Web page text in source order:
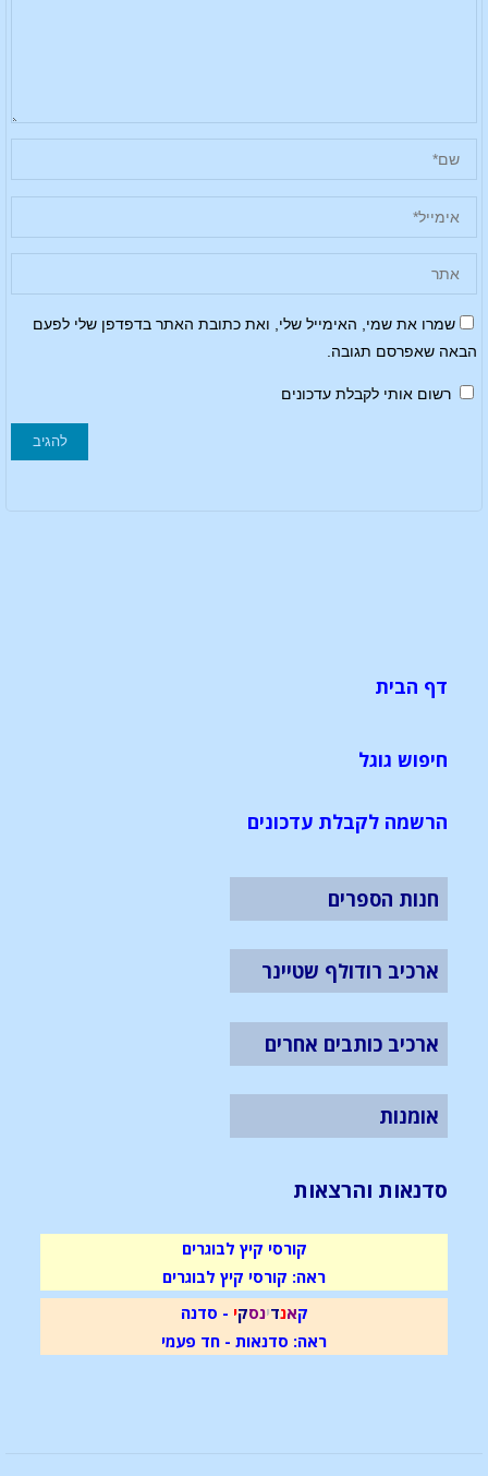
שמרו את שמי, האימייל שלי, ואת כתובת האתר בדפדפן שלי לפעם
הבאה שאפרסם תגובה.
רשום אותי לקבלת עדכונים
דף הבית
חיפוש גוגל
הרשמה לקבלת עדכונים
חנות הספרים
ארכיב רודולף שטיינר
ארכיב כותבים אחרים
אומנות
סדנאות והרצאות
קורסי קיץ לבוגרים
ראה: קורסי קיץ לבוגרים
קאנדינסקי - סדנה
ראה: סדנאות - חד פעמי